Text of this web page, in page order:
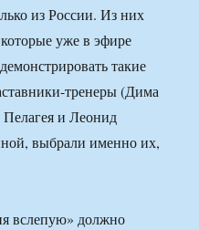
из России. Из них
уже в эфире
такие
тренеры (Дима
и Леонид
выбрали именно их,
вслепую» должно